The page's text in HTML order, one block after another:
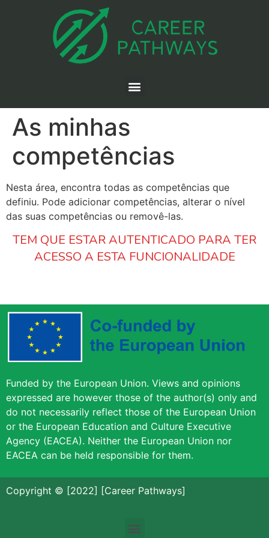
As minhas
competências
Nesta área, encontra todas as competências que
definiu. Pode adicionar competências, alterar o nível
das suas competências ou removê-las.
TEM QUE ESTAR AUTENTICADO PARA TER
ACESSO A ESTA FUNCIONALIDADE
Funded by the European Union. Views and opinions
expressed are however those of the author(s) only and
do not necessarily reflect those of the European Union
or the European Education and Culture Executive
Agency (EACEA). Neither the European Union nor
EACEA can be held responsible for them.
Copyright © [2022] [Career Pathways]